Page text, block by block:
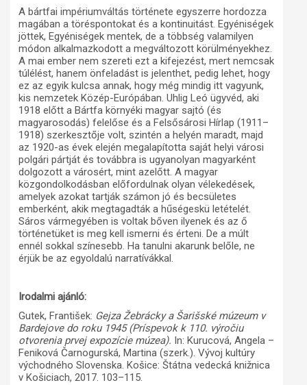
A bártfai impériumváltás története egyszerre hordozza
magában a töréspontokat és a kontinuitást. Egyéniségek
jöttek, Egyéniségek mentek, de a többség valamilyen
módon alkalmazkodott a megváltozott körülményekhez.
A mai ember nem szereti ezt a kifejezést, mert nemcsak
túlélést, hanem önfeladást is jelenthet, pedig lehet, hogy
ez az egyik kulcsa annak, hogy még mindig itt vagyunk,
kis nemzetek Közép-Európában. Uhlig Leó ügyvéd, aki
1918 előtt a Bártfa környéki magyar sajtó (és
magyarosodás) felelőse és a Felsősárosi Hírlap (1911–
1918) szerkesztője volt, szintén a helyén maradt, majd
az 1920-as évek elején megalapította saját helyi városi
polgári pártját és továbbra is ugyanolyan magyarként
dolgozott a városért, mint azelőtt. A magyar
közgondolkodásban előfordulnak olyan vélekedések,
amelyek azokat tartják számon jó és becsületes
emberként, akik megtagadták a hűségeskü letételét.
Sáros vármegyében is voltak bőven ilyenek és az ő
történetüket is meg kell ismerni és érteni. De a múlt
ennél sokkal színesebb. Ha tanulni akarunk belőle, ne
érjük be az egyoldalú narratívákkal.
Irodalmi ajánló:
Gutek, František: Gejza Žebrácky a Šarišské múzeum v
Bardejove do roku 1945(Príspevok k 110. výročiu
otvorenia prvej expozície múzea). In: Kurucová, Angela –
Feniková Čarnogurská, Martina (szerk.). Vývoj kultúry
východného Slovenska. Košice: Štátna vedecká knižnica
v Košiciach, 2017. 103–115.